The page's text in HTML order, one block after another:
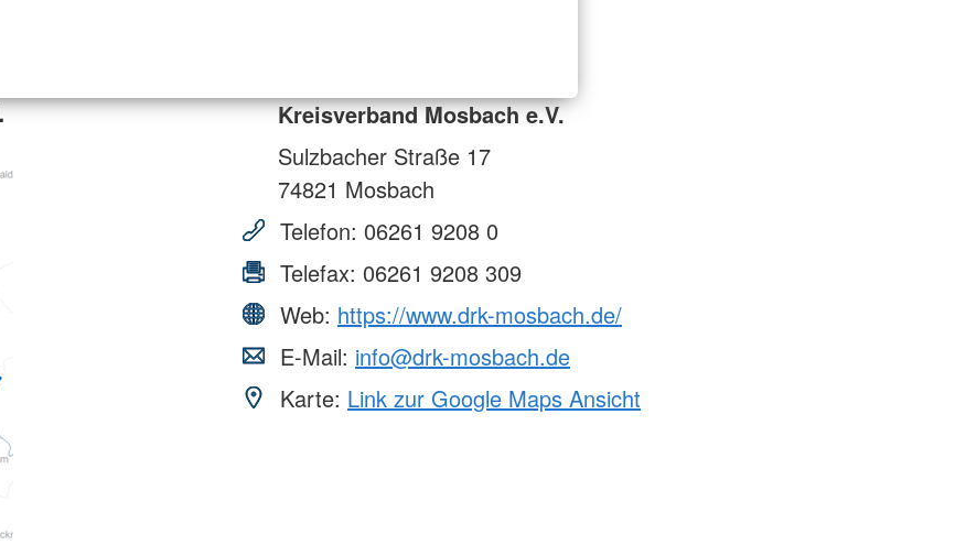
Kreisverband Mosbach e.V.
Sulzbacher Straße 17
74821 Mosbach
Telefon: 06261 9208 0
Telefax: 06261 9208 309
Web: https://www.drk-mosbach.de/
E-Mail: info@drk-mosbach.de
Karte: Link zur Google Maps Ansicht